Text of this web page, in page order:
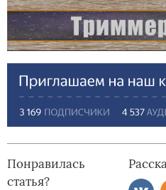
Понравилась
статья?